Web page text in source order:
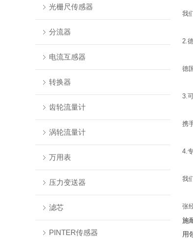
光栅尺传感器
分流器
电流互感器
转换器
齿轮流量计
涡轮流量计
万用表
压力变送器
滤芯
PINTER传感器
我
2.
德
3.
携
4.
我
张
施
用